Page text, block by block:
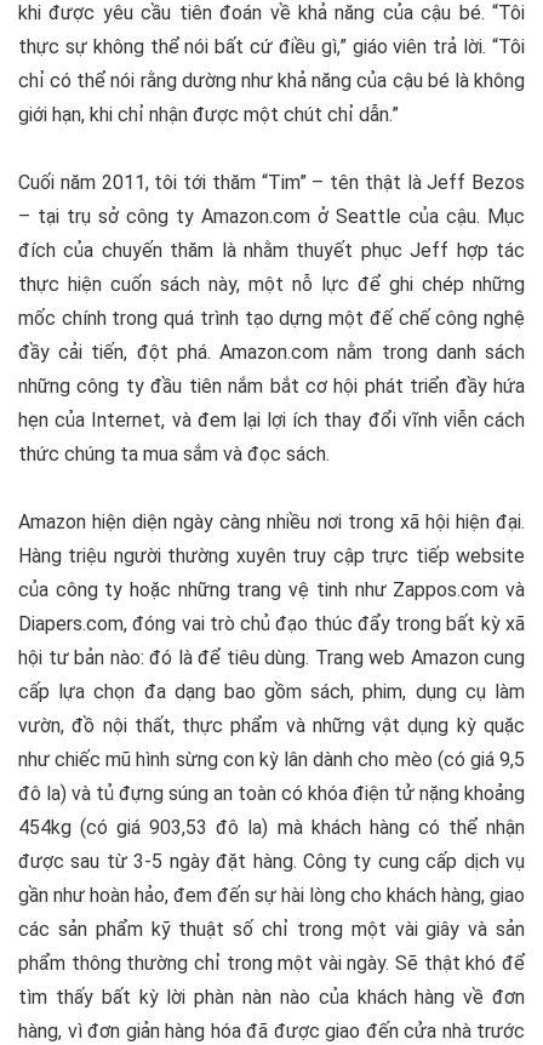
khi được yêu cầu tiên đoán về khả năng của cậu bé. “Tôi
thực sự không thể nói bất cứ điều gì,” giáo viên trả lời. “Tôi
chỉ có thể nói rằng dường như khả năng của cậu bé là không
giới hạn, khi chỉ nhận được một chút chỉ dẫn.”
Cuối năm 2011, tôi tới thăm “Tim” – tên thật là Jeff Bezos
– tại trụ sở công ty Amazon.com ở Seattle của cậu. Mục
đích của chuyến thăm là nhằm thuyết phục Jeff hợp tác
thực hiện cuốn sách này, một nỗ lực để ghi chép những
mốc chính trong quá trình tạo dựng một đế chế công nghệ
đầy cải tiến, đột phá. Amazon.com nằm trong danh sách
những công ty đầu tiên nắm bắt cơ hội phát triển đầy hứa
hẹn của Internet, và đem lại lợi ích thay đổi vĩnh viễn cách
thức chúng ta mua sắm và đọc sách.
Amazon hiện diện ngày càng nhiều nơi trong xã hội hiện đại.
Hàng triệu người thường xuyên truy cập trực tiếp website
của công ty hoặc những trang vệ tinh như Zappos.com và
Diapers.com, đóng vai trò chủ đạo thúc đẩy trong bất kỳ xã
hội tư bản nào: đó là để tiêu dùng. Trang web Amazon cung
cấp lựa chọn đa dạng bao gồm sách, phim, dụng cụ làm
vườn, đồ nội thất, thực phẩm và những vật dụng kỳ quặc
như chiếc mũ hình sừng con kỳ lân dành cho mèo (có giá 9,5
đô la) và tủ đựng súng an toàn có khóa điện tử nặng khoảng
454kg (có giá 903,53 đô la) mà khách hàng có thể nhận
được sau từ 3-5 ngày đặt hàng. Công ty cung cấp dịch vụ
gần như hoàn hảo, đem đến sự hài lòng cho khách hàng, giao
các sản phẩm kỹ thuật số chỉ trong một vài giây và sản
phẩm thông thường chỉ trong một vài ngày. Sẽ thật khó để
tìm thấy bất kỳ lời phàn nàn nào của khách hàng về đơn
hàng, vì đơn giản hàng hóa đã được giao đến cửa nhà trước